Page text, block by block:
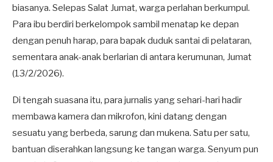
biasanya. Selepas Salat Jumat, warga perlahan berkumpul.
Para ibu berdiri berkelompok sambil menatap ke depan
dengan penuh harap, para bapak duduk santai di pelataran,
sementara anak-anak berlarian di antara kerumunan, Jumat
(13/2/2026).
Di tengah suasana itu, para jurnalis yang sehari-hari hadir
membawa kamera dan mikrofon, kini datang dengan
sesuatu yang berbeda, sarung dan mukena. Satu per satu,
bantuan diserahkan langsung ke tangan warga. Senyum pun